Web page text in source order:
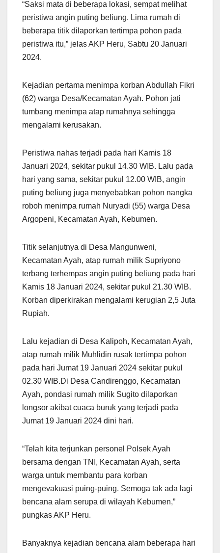
“Saksi mata di beberapa lokasi, sempat melihat
peristiwa angin puting beliung. Lima rumah di
beberapa titik dilaporkan tertimpa pohon pada
peristiwa itu,” jelas AKP Heru, Sabtu 20 Januari
2024.
Kejadian pertama menimpa korban Abdullah Fikri
(62) warga Desa/Kecamatan Ayah. Pohon jati
tumbang menimpa atap rumahnya sehingga
mengalami kerusakan.
Peristiwa nahas terjadi pada hari Kamis 18
Januari 2024, sekitar pukul 14.30 WIB. Lalu pada
hari yang sama, sekitar pukul 12.00 WIB, angin
puting beliung juga menyebabkan pohon nangka
roboh menimpa rumah Nuryadi (55) warga Desa
Argopeni, Kecamatan Ayah, Kebumen.
Titik selanjutnya di Desa Mangunweni,
Kecamatan Ayah, atap rumah milik Supriyono
terbang terhempas angin puting beliung pada hari
Kamis 18 Januari 2024, sekitar pukul 21.30 WIB.
Korban diperkirakan mengalami kerugian 2,5 Juta
Rupiah.
Lalu kejadian di Desa Kalipoh, Kecamatan Ayah,
atap rumah milik Muhlidin rusak tertimpa pohon
pada hari Jumat 19 Januari 2024 sekitar pukul
02.30 WIB.Di Desa Candirenggo, Kecamatan
Ayah, pondasi rumah milik Sugito dilaporkan
longsor akibat cuaca buruk yang terjadi pada
Jumat 19 Januari 2024 dini hari.
“Telah kita terjunkan personel Polsek Ayah
bersama dengan TNI, Kecamatan Ayah, serta
warga untuk membantu para korban
mengevakuasi puing-puing. Semoga tak ada lagi
bencana alam serupa di wilayah Kebumen,”
pungkas AKP Heru.
Banyaknya kejadian bencana alam beberapa hari